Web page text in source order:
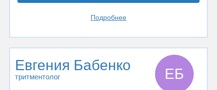
Подробнее
Евгения Бабенко
тритментолог ЕБ